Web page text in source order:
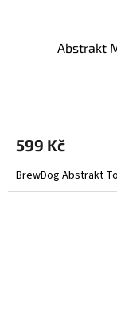
Abstrakt
599 Kč
BrewDog Abstrakt